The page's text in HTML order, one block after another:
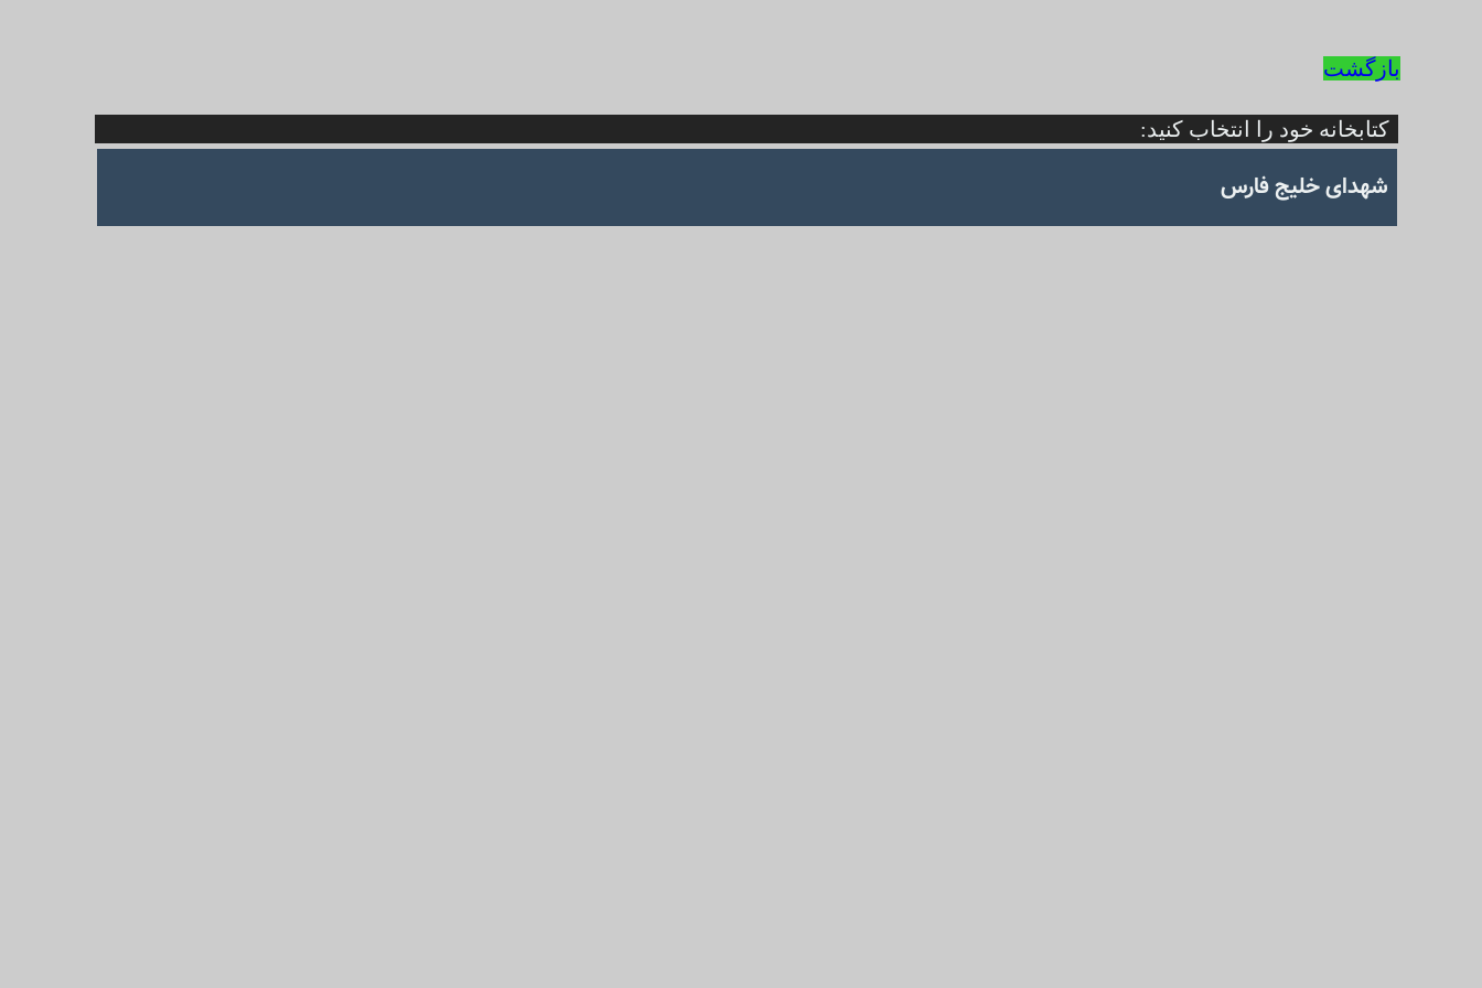
بازگشت
کتابخانه خود را انتخاب کنید:
شهدای خلیج فارس